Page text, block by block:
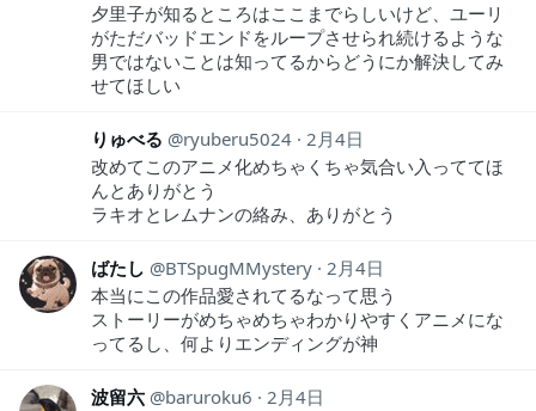
夕里子が知るところはここまでらしいけど、ユーリ
がただバッドエンドをループさせられ続けるような
男ではないことは知ってるからどうにか解決してみ
せてほしい
りゅべる ryuberu5024 2月4日
改めてこのアニメ化めちゃくちゃ気合い入っててほ
んとありがとう
ラキオとレムナンの絡み、ありがとう
ばたし BTSpugMMystery 2月4日
本当にこの作品愛されてるなって思う
ストーリーがめちゃめちゃわかりやすくアニメにな
ってるし、何よりエンディングが神
波留六 baruroku6
2月4日